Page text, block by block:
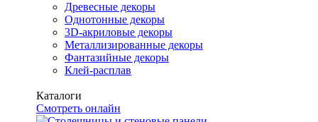
Древесные декоры
Однотонные декоры
3D-акриловые декоры
Металлизированные декоры
Фантазийные декоры
Клей-расплав
Каталоги
Смотреть онлайн